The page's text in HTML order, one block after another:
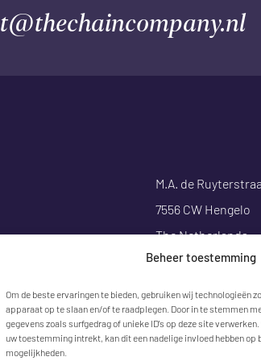
Beheer toestemming
Om de beste ervaringen te bieden, gebruiken wij technologieën
apparaat op te slaan en/of te raadplegen. Door in te stemmen
gegevens zoals surfgedrag of unieke ID's op deze site
uw toestemming intrekt, kan dit een nadelige invloed hebben op
mogelijkheden.
M.A. de
7556 CW Hengelo
The Netherlands